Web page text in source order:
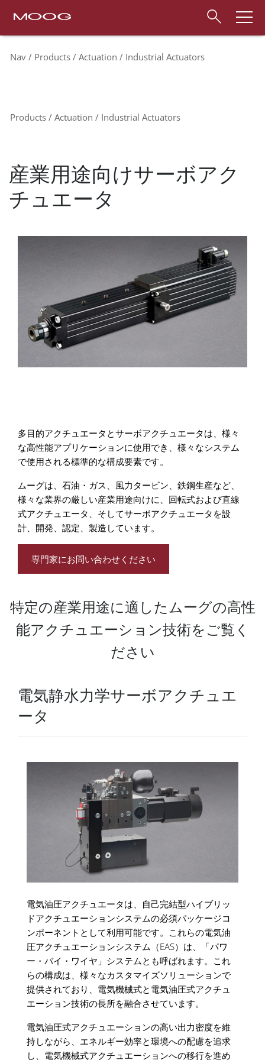
Nav Products Actuation Industrial Actuators
Products Actuation Industrial Actuators
産業用途向けサーボアク
チュエータ
多目的アクチュエータとサーボアクチュエータは、様々
な高性能アプリケーションに使用でき、様々なシステム
で使用される標準的な構成要素です。
ムーグは、石油・ガス、風力タービン、鉄鋼生産など、
様々な業界の厳しい産業用途向けに、回転式および直線
式アクチュエータ、そしてサーボアクチュエータを設
計、開発、認定、製造しています。
専門家にお問い合わせください
特定の産業用途に適したムーグの高性
能アクチュエーション技術をご覧く
ださい
電気静水力学サーボアクチュエ
ータ
電気油圧アクチュエータは、自己完結型ハイブリッ
ドアクチュエーションシステムの必須パッケージコ
ンポーネントとして利用可能です。これらの電気油
圧アクチュエーションシステム（EAS）は、「パワ
ー・バイ・ワイヤ」システムとも呼ばれます。これ
らの構成は、様々なカスタマイズソリューションで
提供されており、電気機械式と電気油圧式アクチュ
エーション技術の長所を融合させています。
電気油圧式アクチュエーションの高い出力密度を維
持しながら、エネルギー効率と環境への配慮を追求
し、電気機械式アクチュエーションへの移行を進め